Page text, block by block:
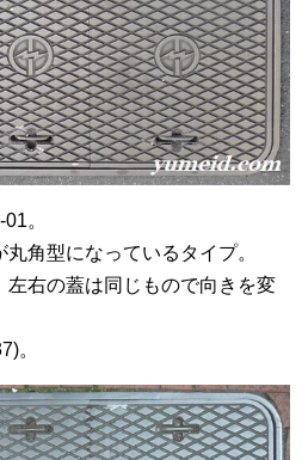
。
角型になっているタイプ。
右の蓋は同じもので向きを変
。